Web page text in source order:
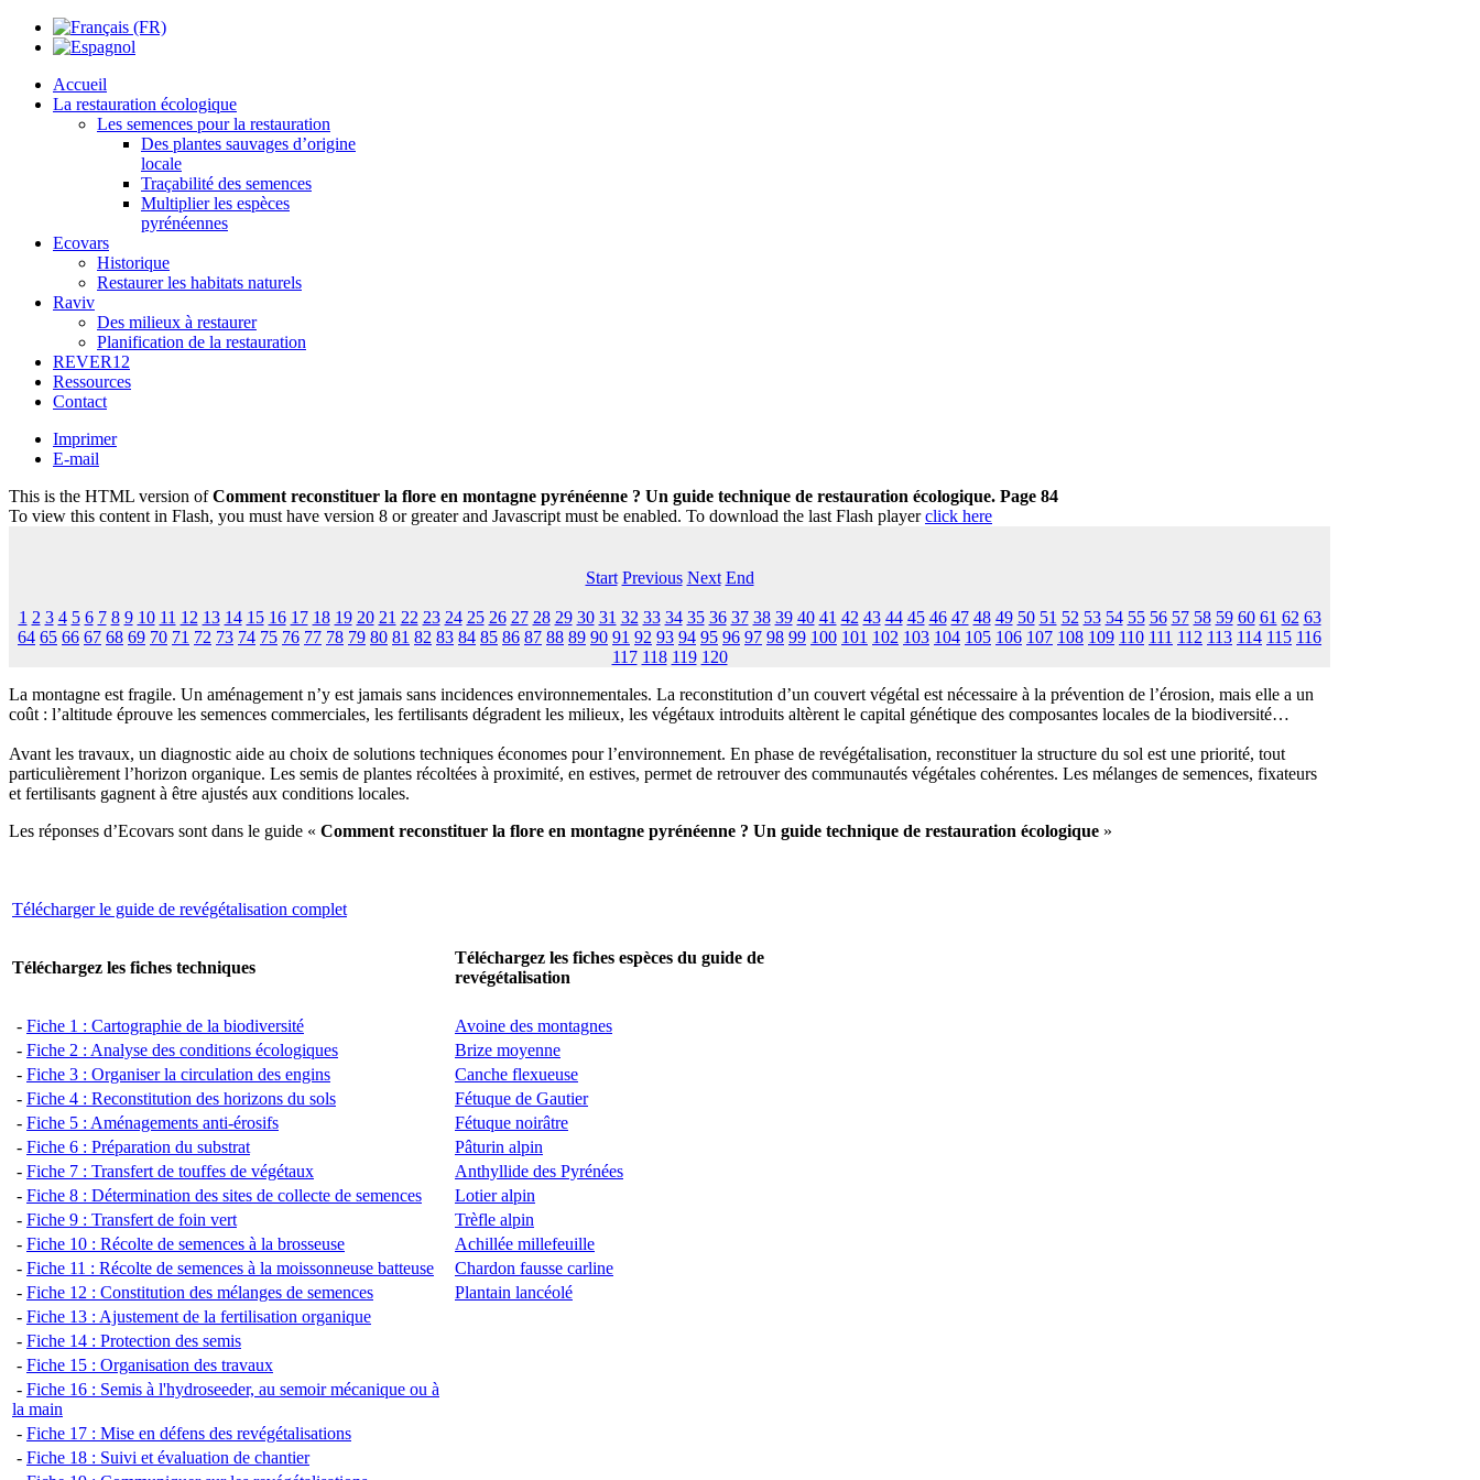
Accueil
La restauration écologique
Les semences pour la restauration
Des plantes sauvages d’origine
locale
Traçabilité des semences
Multiplier les espèces
pyrénéennes
Ecovars
Historique
Restaurer les habitats naturels
Raviv
Des milieux à restaurer
Planification de la restauration
REVER12
Ressources
Contact
Imprimer
E-mail
This is the HTML version ofComment reconstituer la flore en montagne pyrénéenne ? Un guide technique de restauration écologique. Page 84
To view this content in Flash, you must have version 8 or greater and Javascript must be enabled. To download the last Flash playerclick here
Start Previous Next End
1 2 3 4 5 6 7 8 9 10 11 12 13 14 15 16 17 18 19 20 21 22 23 24 25 26 27 28 29 30 31 32 33 34 35 36 37 38 39 40 41 42 43 44 45 46 47 48 49 50 51 52 53 54 55 56 57 58 59 60 61 62 63
64 65 66 67 68 69 70 71 72 73 74 75 76 77 78 79 80 81 82 83 84 85 86 87 88 89 90 91 92 93 94 95 96 97 98 99 100 101 102 103 104 105 106 107 108 109 110 111 112 113 114 115 116
117 118 119 120
La montagne est fragile. Un aménagement n’y est jamais sans incidences environnementales. La reconstitution d’un couvert végétal est nécessaire à la prévention de l’érosion, mais elle a un
coût : l’altitude éprouve les semences commerciales, les fertilisants dégradent les milieux, les végétaux introduits altèrent le capital génétique des composantes locales de la biodiversité…
Avant les travaux, un diagnostic aide au choix de solutions techniques économes pour l’environnement. En phase de revégétalisation, reconstituer la structure du sol est une priorité, tout
particulièrement l’horizon organique. Les semis de plantes récoltées à proximité, en estives, permet de retrouver des communautés végétales cohérentes. Les mélanges de semences, fixateurs
et fertilisants gagnent à être ajustés aux conditions locales.
Les réponses d’Ecovars sont dans le guide « Comment reconstituer la flore en montagne pyrénéenne ? Un guide technique de restauration écologique »
Télécharger le guide de revégétalisation complet
Téléchargez les fiches techniques
Téléchargez les fiches espèces du guide de
revégétalisation
- Fiche 1 : Cartographie de la biodiversité
Avoine des montagnes
- Fiche 2 : Analyse des conditions écologiques
Brize moyenne
- Fiche 3 : Organiser la circulation des engins
Canche flexueuse
- Fiche 4 : Reconstitution des horizons du sols
Fétuque de Gautier
- Fiche 5 : Aménagements anti-érosifs
Fétuque noirâtre
- Fiche 6 : Préparation du substrat
Pâturin alpin
- Fiche 7 : Transfert de touffes de végétaux
Anthyllide des Pyrénées
- Fiche 8 : Détermination des sites de collecte de semences
Lotier alpin
- Fiche 9 : Transfert de foin vert
Trèfle alpin
- Fiche 10 : Récolte de semences à la brosseuse
Achillée millefeuille
- Fiche 11 : Récolte de semences à la moissonneuse batteuse
Chardon fausse carline
- Fiche 12 : Constitution des mélanges de semences
Plantain lancéolé
- Fiche 13 : Ajustement de la fertilisation organique
- Fiche 14 : Protection des semis
- Fiche 15 : Organisation des travaux
- Fiche 16 : Semis à l'hydroseeder, au semoir mécanique ou à
la main
- Fiche 17 : Mise en défens des revégétalisations
- Fiche 18 : Suivi et évaluation de chantier